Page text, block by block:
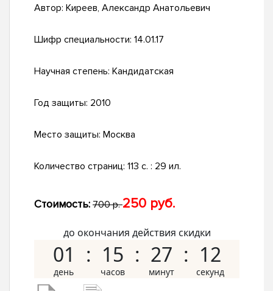
Автор: Киреев, Александр Анатольевич
Шифр специальности: 14.01.17
Научная степень: Кандидатская
Год защиты: 2010
Место защиты: Москва
Количество страниц: 113 с. : 29 ил.
Стоимость: 700 р.250 руб.
до окончания действия скидки
01 15 27 11